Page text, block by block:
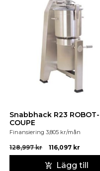
Snabbhack R23 ROBOT-
COUPE
Finansiering 3,805 kr/mån
128,997kr 116,097 kr
Lägg till